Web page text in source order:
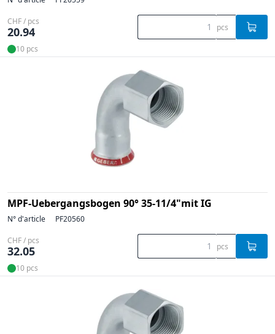
CHF / pcs
20.94 pcs
10 pcs
MPF-Uebergangsbogen 90° 35-11/4"mit IG
N° d'article PF20560
CHF / pcs
32.05 pcs
10 pcs